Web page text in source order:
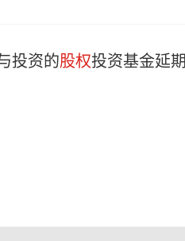
投资的股权投资基金延